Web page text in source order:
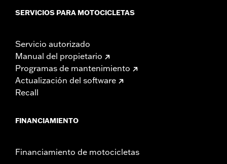
SERVICIOS PARA MOTOCICLETAS
Servicio autorizado
Manual del propietario
Programas de mantenimiento
Actualización del software
Recall
FINANCIAMIENTO
Financiamiento de motocicletas